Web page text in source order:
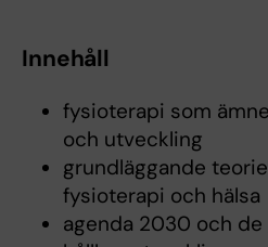
Innehåll
fysioterapi som
och utveckling
grundläggande
fysioterapi och hälsa
agenda 2030 och de